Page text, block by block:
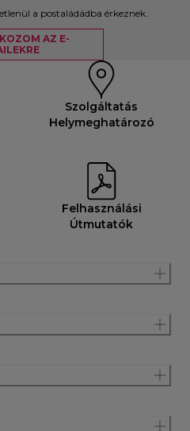
a postaládádba érkeznek.
AZ E-
Szolgáltatás
Helymeghatározó
Felhasználási
Útmutatók